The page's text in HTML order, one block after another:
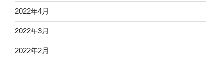
2022年4月
2022年3月
2022年2月